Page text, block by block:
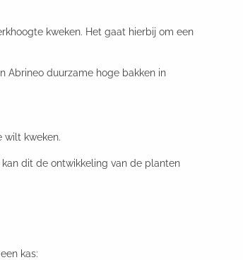
kweken. Het gaat hierbij om een
Abrineo duurzame hoge bakken in
wilt kweken.
dit de ontwikkeling van de planten
kas: